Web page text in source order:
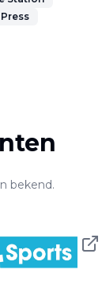
bekend.